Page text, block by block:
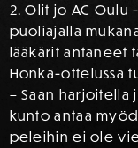
2. Olit jo AC Oulu
puoliajalla
lääkärit antaneet
Honka-ottelussa
– Saan harjoitella
kunto antaa
peleihin ei ole